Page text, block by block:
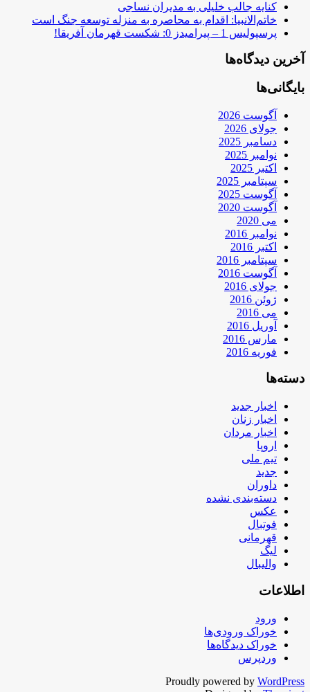
کنایه جالب خلیلی به مدیران نساجی
خاتم‌الانبیا: اقدام به محاصره به منزله توسعه جنگ است
پرسپولیس 1 – پیرامیدز 0: شکست قهرمان آفریقا!
آخرین دیدگاه‌ها
بایگانی‌ها
آگوست 2026
جولای 2026
دسامبر 2025
نوامبر 2025
اکتبر 2025
سپتامبر 2025
آگوست 2025
آگوست 2020
می 2020
نوامبر 2016
اکتبر 2016
سپتامبر 2016
آگوست 2016
جولای 2016
ژوئن 2016
می 2016
آوریل 2016
مارس 2016
فوریه 2016
دسته‌ها
اخبار جدید
اخبار زنان
اخبار مردان
اروپا
تیم ملی
جدید
داوران
دسته‌بندی نشده
عکس
فوتبال
قهرمانی
لیگ
والیبال
اطلاعات
ورود
خوراک ورودی‌ها
خوراک دیدگاه‌ها
وردپرس
Proudly powered by WordPress